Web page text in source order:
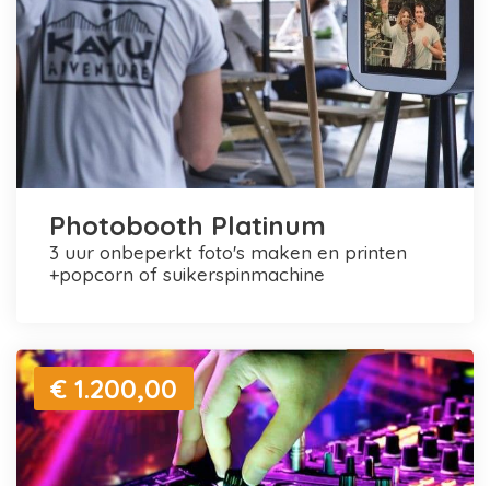
Photobooth Platinum
3 uur onbeperkt foto's maken en printen
+popcorn of suikerspinmachine
€ 1.200,00